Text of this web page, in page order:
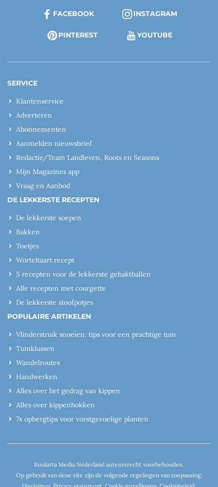
FACEBOOK INSTAGRAM
PINTEREST YOUTUBE
SERVICE
Klantenservice
Adverteren
Abonnementen
Aanmelden nieuwsbrief
Redactie/Team Landleven, Roots en Seasons
Mijn Magazines app
Vraag en Aanbod
DE LEKKERSTE RECEPTEN
De lekkerste soepen
Bakken
Toetjes
Worteltaart recept
5 recepten voor de lekkerste gehaktballen
Alle recepten met courgette
De lekkerste stoofpotjes
POPULAIRE ARTIKELEN
Vlinderstruik snoeien: tips voor een prachtige tuin
Tuinklussen
Wandelroutes
Handwerken
Alles over het gedrag van kippen
Alles over kippenhokken
7x opbergtips voor vorstgevoelige planten
Roularta Media Nederland auteursrecht voorbehouden.
Op gebruik van deze site zijn de volgende regelingen van toepassing: